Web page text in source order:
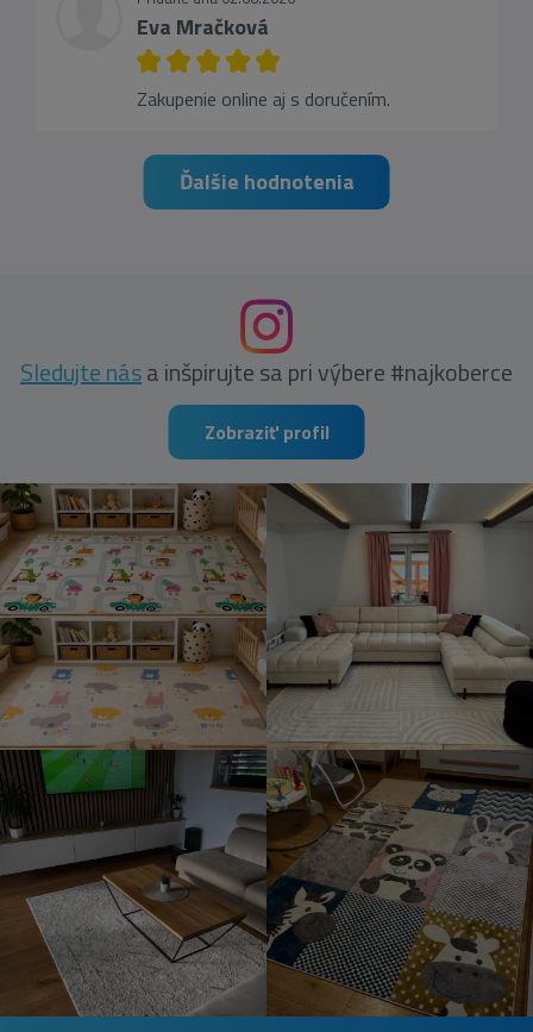
Eva Mračková
Zakupenie online aj s doručením.
Ďalšie hodnotenia
Sledujte nása inšpirujte sa pri výbere #najkoberce
Zobraziť profil